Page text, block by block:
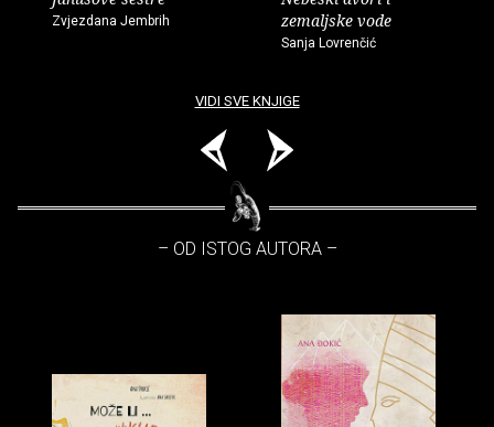
Zvjezdana Jembrih
zemaljske vode
Sanja Lovrenčić
VIDI SVE KNJIGE
– OD ISTOG AUTORA –